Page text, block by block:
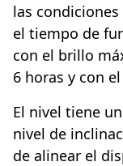
las
el tiempo de
con el brillo
6 horas y con
El nivel tiene
nivel de
de alinear el